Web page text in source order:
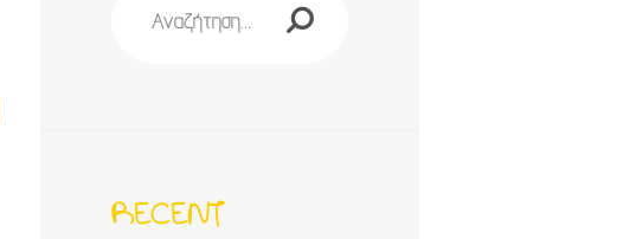
RECENT